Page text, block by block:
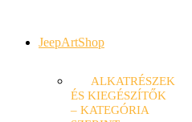
JeepArtShop
ALKATRÉSZEK
ÉS KIEGÉSZÍTŐK
– KATEGÓRIA